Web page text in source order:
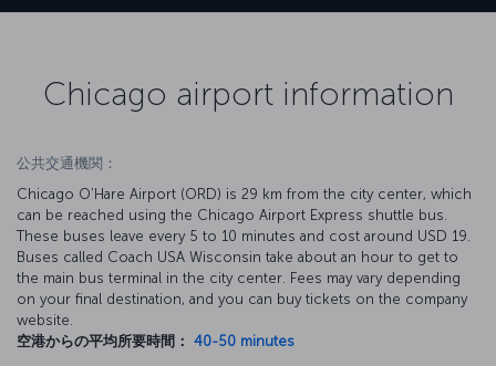
Chicago airport information
公共交通機関：
Chicago O’Hare Airport (ORD) is 29 km from the city center, which
can be reached using the Chicago Airport Express shuttle bus.
These buses leave every 5 to 10 minutes and cost around USD 19.
Buses called Coach USA Wisconsin take about an hour to get to
the main bus terminal in the city center. Fees may vary depending
on your final destination, and you can buy tickets on the company
website.
空港からの平均所要時間： 40-50 minutes